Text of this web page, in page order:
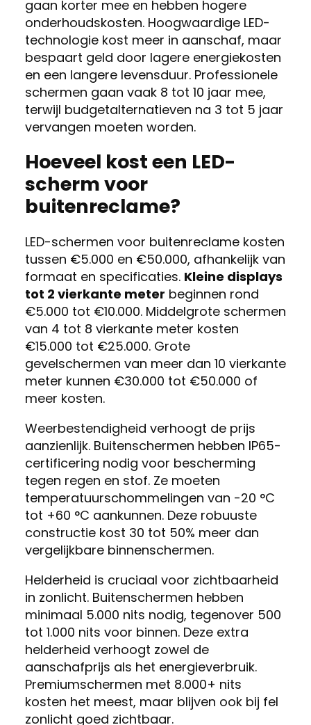
gaan korter mee en hebben hogere
onderhoudskosten. Hoogwaardige LED-
technologie kost meer in aanschaf, maar
bespaart geld door lagere energiekosten
en een langere levensduur. Professionele
schermen gaan vaak 8 tot 10 jaar mee,
terwijl budgetalternatieven na 3 tot 5 jaar
vervangen moeten worden.
Hoeveel kost een LED-
scherm voor
buitenreclame?
LED-schermen voor buitenreclame kosten
tussen €5.000 en €50.000, afhankelijk van
formaat en specificaties. Kleine displays
tot 2 vierkante meter beginnen rond
€5.000 tot €10.000. Middelgrote schermen
van 4 tot 8 vierkante meter kosten
€15.000 tot €25.000. Grote
gevelschermen van meer dan 10 vierkante
meter kunnen €30.000 tot €50.000 of
meer kosten.
Weerbestendigheid verhoogt de prijs
aanzienlijk. Buitenschermen hebben IP65-
certificering nodig voor bescherming
tegen regen en stof. Ze moeten
temperatuurschommelingen van -20 °C
tot +60 °C aankunnen. Deze robuuste
constructie kost 30 tot 50% meer dan
vergelijkbare binnenschermen.
Helderheid is cruciaal voor zichtbaarheid
in zonlicht. Buitenschermen hebben
minimaal 5.000 nits nodig, tegenover 500
tot 1.000 nits voor binnen. Deze extra
helderheid verhoogt zowel de
aanschafprijs als het energieverbruik.
Premiumschermen met 8.000+ nits
kosten het meest, maar blijven ook bij fel
zonlicht goed zichtbaar.